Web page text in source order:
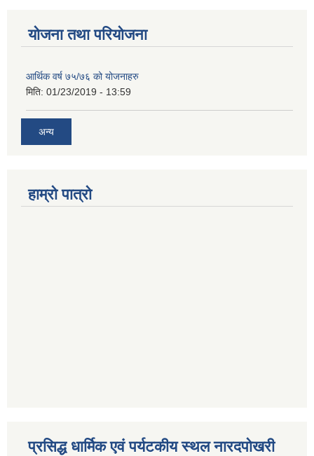
योजना तथा परियोजना
आर्थिक वर्ष ७५/७६ को योजनाहरु
मिति: 01/23/2019 - 13:59
अन्य
हाम्रो पात्रो
प्रसिद्ध धार्मिक एवं पर्यटकीय स्थल नारदपोखरी